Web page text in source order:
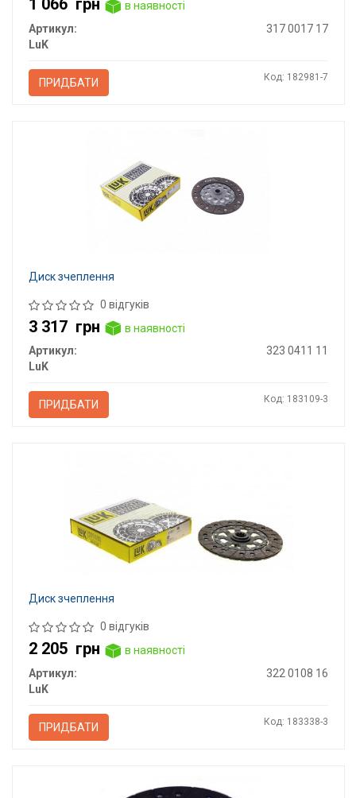
1 066 грн
в наявності
Артикул:
317 0017 17
LuK
ПРИДБАТИ Код: 182981-7
Диск зчеплення
0 відгуків
3 317 грн
в наявності
Артикул:
323 0411 11
LuK
ПРИДБАТИ Код: 183109-3
Диск зчеплення
0 відгуків
2 205 грн
в наявності
Артикул:
322 0108 16
LuK
ПРИДБАТИ Код: 183338-3